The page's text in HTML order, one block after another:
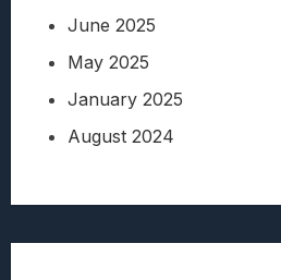
June 2025
May 2025
January 2025
August 2024